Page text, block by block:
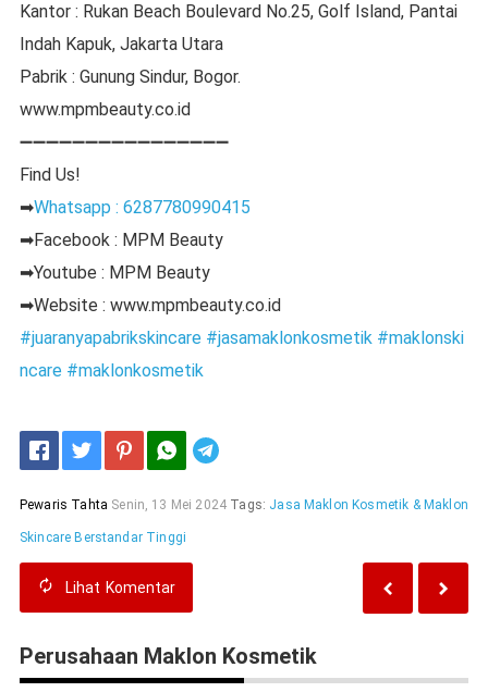
Kantor : Rukan Beach Boulevard No.25, Golf Island, Pantai
Indah Kapuk, Jakarta Utara
Pabrik : Gunung Sindur, Bogor.
www.mpmbeauty.co.id
➖➖➖➖➖➖➖➖➖➖➖➖➖➖➖➖⁣⁣⁣
Find Us!⁣⁣⁣
➡Whatsapp : 6287780990415
➡Facebook : MPM Beauty
➡Youtube : MPM Beauty
➡Website : www.mpmbeauty.co.id
#juaranyapabrikskincare #jasamaklonkosmetik #maklonski
ncare #maklonkosmetik
Pewaris Tahta Senin, 13 Mei 2024 Tags: Jasa Maklon Kosmetik & Maklon
Skincare Berstandar Tinggi
Lihat Komentar
Perusahaan Maklon Kosmetik